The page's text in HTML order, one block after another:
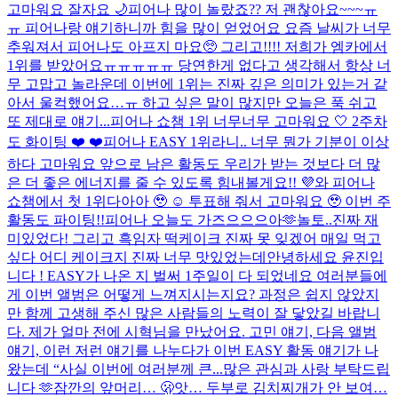
고마워요 잘자요 🌙피어나 많이 놀랐죠?? 저 괜찮아요~~~ㅠ
ㅠ 피어나랑 얘기하니까 힘을 많이 얻었어요 요즘 날씨가 너무
추워져서 피어나도 아프지 마요🥺 그리고!!!! 저희가 엠카에서
1위를 받았어요ㅠㅠㅠㅠㅠ 당연한게 없다고 생각해서 항상 너
무 고맙고 놀라운데 이번에 1위는 진짜 깊은 의미가 있는거 같
아서 울컥했어요…ㅠ 하고 싶은 말이 많지만 오늘은 푹 쉬고
또 제대로 얘기...피어나 쇼챔 1위 너무너무 고마워요 🤍 2주차
도 화이팅 ❤️ ❤️피어나 EASY 1위라니.. 너무 뭔가 기분이 이상
하다 고마워요 앞으로 남은 활동도 우리가 받는 것보다 더 많
은 더 좋은 에너지를 줄 수 있도록 힘내볼게요!! 💜와 피어나
쇼챔에서 첫 1위다아아 🥹 ☺️ 투표해 줘서 고마워요 🥹 이번 주
활동도 파이팅!!피어나 오늘도 가즈으으으아🫶놀토..진짜 재
미있었다! 그리고 흑임자 떡케이크 진짜 못 잊겠어 매일 먹고
싶다 어디 케이크지 진짜 너무 맛있었는데 안녕하세요 윤진입
니다 ! EASY가 나온 지 벌써 1주일이 다 되었네요 여러분들에
게 이번 앨범은 어떻게 느껴지시는지요? 과정은 쉽지 않았지
만 함께 고생해 주신 많은 사람들의 노력이 잘 닿았길 바랍니
다. 제가 얼마 전에 시혁님을 만났어요. 고민 얘기, 다음 앨범
얘기, 이런 저런 얘기를 나누다가 이번 EASY 활동 얘기가 나
왔는데 “사실 이번에 여러분께 큰...많은 관심과 사랑 부탁드립
니다 🫶잠깐의 앞머리… 🫢앗… 두부로 김치찌개가 안 보여…